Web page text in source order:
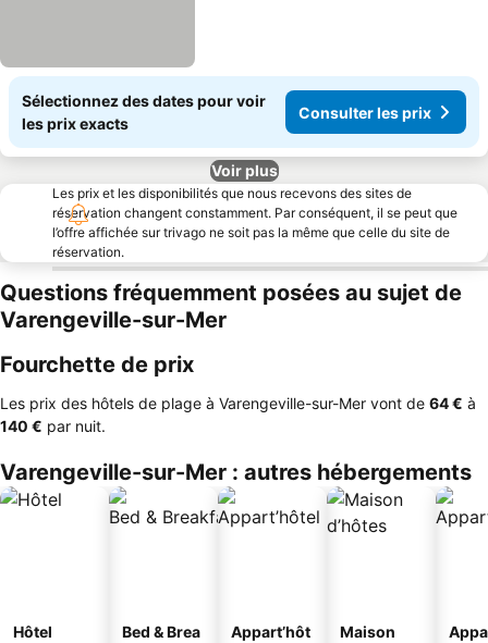
Sélectionnez des dates pour voir
les prix exacts
Consulter les prix
Voir plus
Les prix et les disponibilités que nous recevons des sites de
réservation changent constamment. Par conséquent, il se peut que
l’offre affichée sur trivago ne soit pas la même que celle du site de
réservation.
Questions fréquemment posées au sujet de
Varengeville-sur-Mer
Fourchette de prix
Les prix des hôtels de plage à Varengeville-sur-Mer vont de ‎64 € à
‎140 € par nuit.
Varengeville-sur-Mer : autres hébergements
Hôtel
Bed & Brea
Appart’hôt
Maison